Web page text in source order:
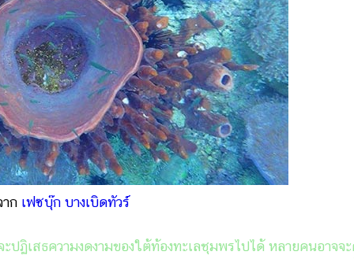
ก เฟซบุ๊ก บางเบิดทัวร์
สธความงดงามของใต้ท้องทะเลชุมพรไปได้ หลายคนอาจจ